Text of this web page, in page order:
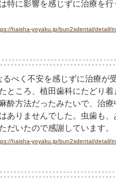
特に影響を感じずに治療を行
haisha-yoyaku.jp/bun2sdental/detail/
るべく不安を感じずに治療が
ところ、植田歯科にたどり
酔方法だったみたいで、治
ありませんでした。虫歯も
だいたので感謝しています。
haisha-yoyaku.jp/bun2sdental/detail/